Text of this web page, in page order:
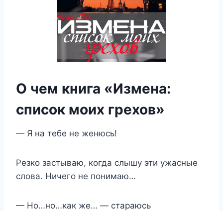
О чем книга «Измена:
список моих грехов»
— Я на тебе не женюсь!
Резко застываю, когда слышу эти ужасные
слова. Ничего не понимаю…
— Но…но…как же… — стараюсь